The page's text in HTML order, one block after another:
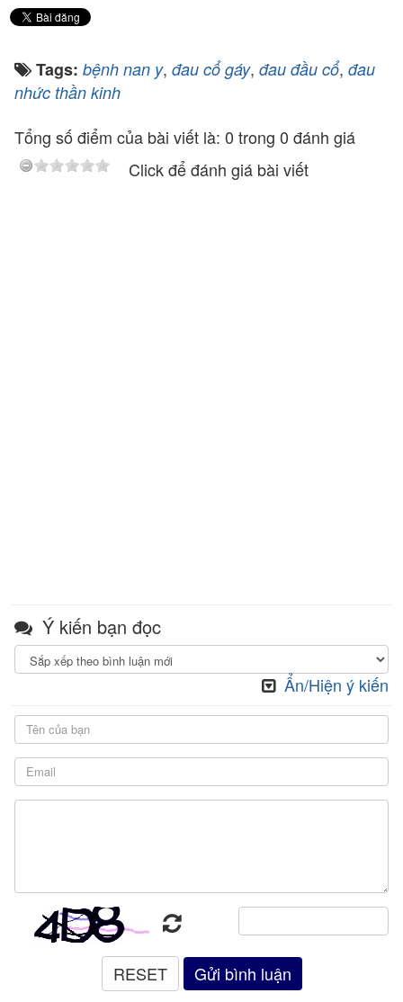
Tags: bệnh nan y, đau cổ gáy, đau đầu cổ, đau
nhức thần kinh
Tổng số điểm của bài viết là: 0 trong 0 đánh giá
Click để đánh giá bài viết
Ý kiến bạn đọc
Ẩn/Hiện ý kiến